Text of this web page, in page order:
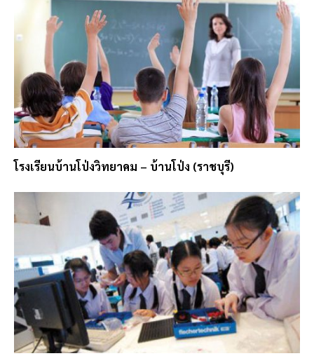
โรงเรียนบ้านโป่งวิทยาคม – บ้านโป่ง (ราชบุรี)